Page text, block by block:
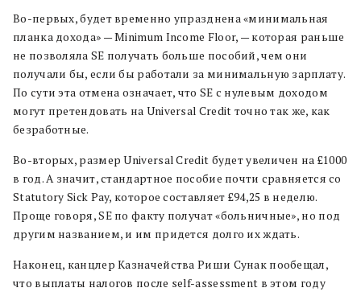
Во-первых, будет временно упразднена «минимальная
планка дохода» — Minimum Income Floor, — которая раньше
не позволяла SE получать больше пособий, чем они
получали бы, если бы работали за минимальную зарплату.
По сути эта отмена означает, что SE с нулевым доходом
могут претендовать на Universal Credit точно так же, как
безработные.
Во-вторых, размер Universal Credit будет увеличен на £1000
в год. А значит, стандартное пособие почти сравняется со
Statutory Sick Pay, которое составляет £94,25 в неделю.
Проще говоря, SE по факту получат «больничные», но под
другим названием, и им придется долго их ждать.
Наконец, канцлер Казначейства Риши Сунак пообещал,
что выплаты налогов после self-assessment в этом году